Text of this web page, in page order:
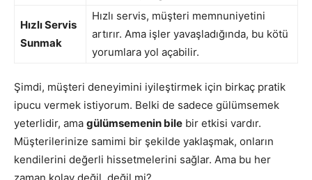
Hızlı Servis
Sunmak
Hızlı servis, müşteri memnuniyetini
artırır. Ama işler yavaşladığında, bu kötü
yorumlara yol açabilir.
Şimdi, müşteri deneyimini iyileştirmek için birkaç pratik
ipucu vermek istiyorum. Belki de sadece gülümsemek
yeterlidir, ama gülümsemenin bile bir etkisi vardır.
Müşterilerinize samimi bir şekilde yaklaşmak, onların
kendilerini değerli hissetmelerini sağlar. Ama bu her